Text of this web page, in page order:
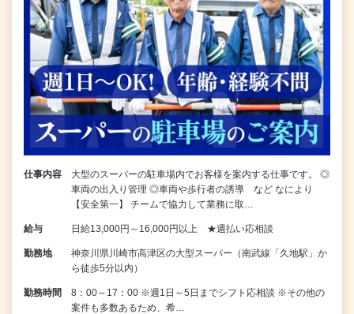
仕事内容
大型のスーパーの駐車場内でお客様を案内する仕事です。 ◎
車両の出入り管理 ◎車両や歩行者の誘導 など なにより
【安全第一】 チームで協力して業務に取…
給与 日給13,000円～16,000円以上 ★週払い応相談
勤務地
神奈川県川崎市高津区の大型スーパー（南武線「久地駅」か
ら徒歩5分以内）
勤務時間
8：00～17：00 ※週1日～5日までシフト応相談 ※その他の
案件も多数あるため、希…